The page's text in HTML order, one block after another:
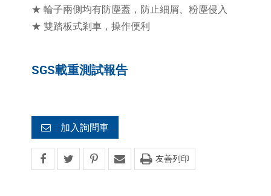
★ 輪子兩側均有防塵蓋，防止細屑、粉塵侵入
★ 雙踏板式剎車，操作便利
SGS載重測試報告
加入詢問車
友善列印